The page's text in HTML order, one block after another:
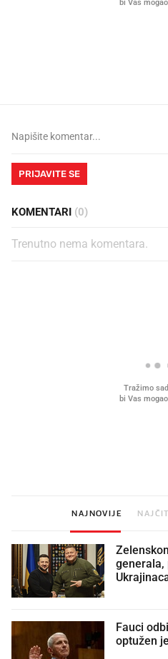
PRIJAVITE SE
KOMENTARI (0)
Trenutno nema komentara.
NAJNOVIJE
generala,
Fauci
optužen